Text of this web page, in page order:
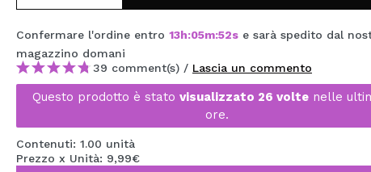
KOREA ZONE
TRAVEL SIZE
Confermare l'ordine entro 13h:05m:52s e sarà spedito dal
magazzino domani
39 comment(s) / Lascia un commento
Questo prodotto è stato visualizzato 26 volte nelle
ore.
Contenuti: 1.00 unità
Prezzo x Unità: 9,99€